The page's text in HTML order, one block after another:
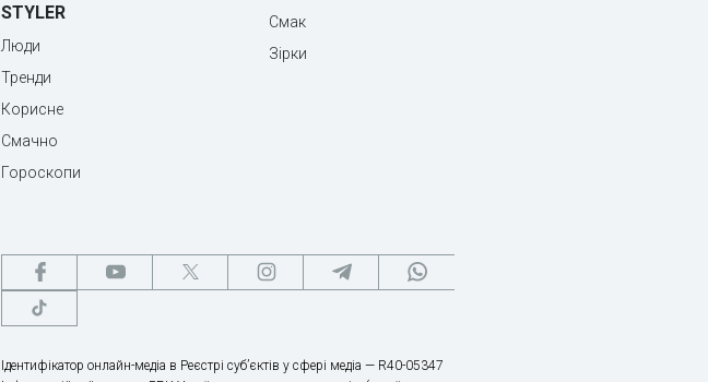
STYLER
Люди
Тренди
Корисне
Смачно
Гороскопи
Смак
Зірки
Ідентифікатор онлайн-медіа в Реєстрі суб’єктів у сфері медіа — R40-05347